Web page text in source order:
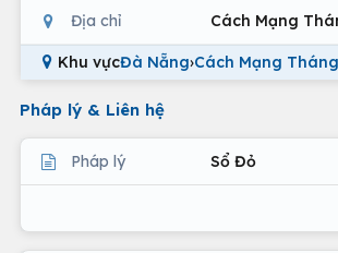
Địa chỉ Cách Mạng
Khu vựcĐà Nẵng›Cách Mạng
Pháp lý & Liên hệ
Pháp lý Sổ Đỏ